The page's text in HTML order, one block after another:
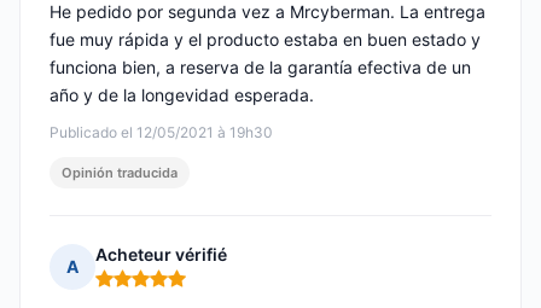
Publicado el 12/05/2021 à 19h30
He pedido por segunda vez a Mrcyberman. La entrega
fue muy rápida y el producto estaba en buen estado y
funciona bien, a reserva de la garantía efectiva de un
año y de la longevidad esperada.
Opinión traducida
A
Acheteur vérifié
Nota: 5 de 5